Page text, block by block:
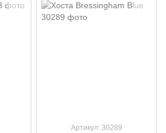
Артикул: 30289